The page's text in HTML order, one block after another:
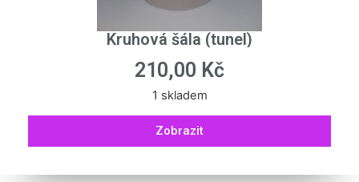
Kruhová šála (tunel)
210,00 Kč
1 skladem
Zobrazit